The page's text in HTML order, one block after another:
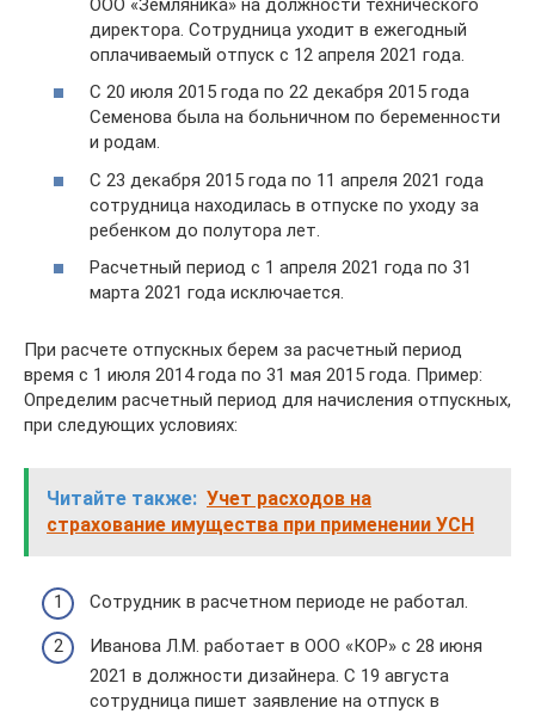
ООО «Земляника» на должности технического
директора. Сотрудница уходит в ежегодный
оплачиваемый отпуск с 12 апреля 2021 года.
С 20 июля 2015 года по 22 декабря 2015 года
Семенова была на больничном по беременности
и родам.
С 23 декабря 2015 года по 11 апреля 2021 года
сотрудница находилась в отпуске по уходу за
ребенком до полутора лет.
Расчетный период с 1 апреля 2021 года по 31
марта 2021 года исключается.
При расчете отпускных берем за расчетный период
время с 1 июля 2014 года по 31 мая 2015 года. Пример:
Определим расчетный период для начисления отпускных,
при следующих условиях:
Читайте также: Учет расходов на
страхование имущества при применении УСН
Сотрудник в расчетном периоде не работал.
Иванова Л.М. работает в ООО «КОР» с 28 июня
2021 в должности дизайнера. С 19 августа
сотрудница пишет заявление на отпуск в